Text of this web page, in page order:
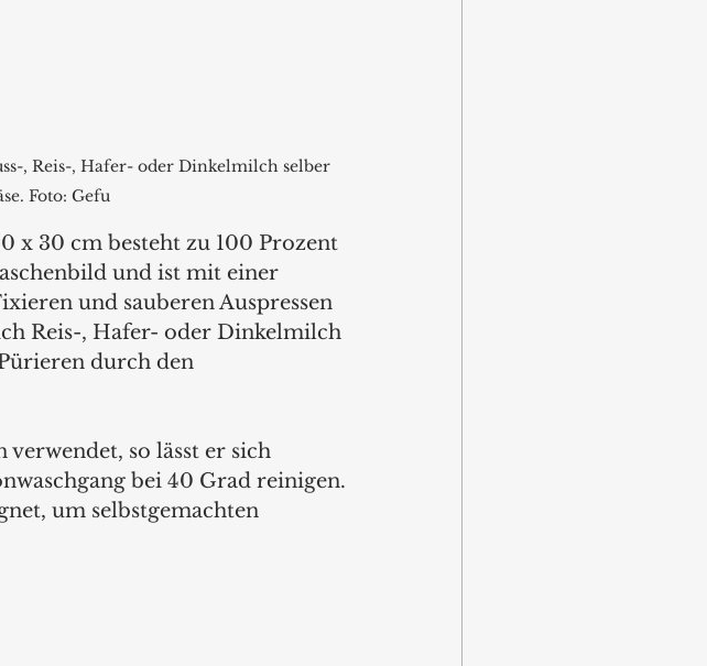
, Reis-, Hafer- oder Dinkelmilch selber
Foto: Gefu
x 30 cm besteht zu 100 Prozent
und ist mit einer
und sauberen Auspressen
Reis-, Hafer- oder Dinkelmilch
durch den
so lässt er sich
bei 40 Grad reinigen.
um selbstgemachten